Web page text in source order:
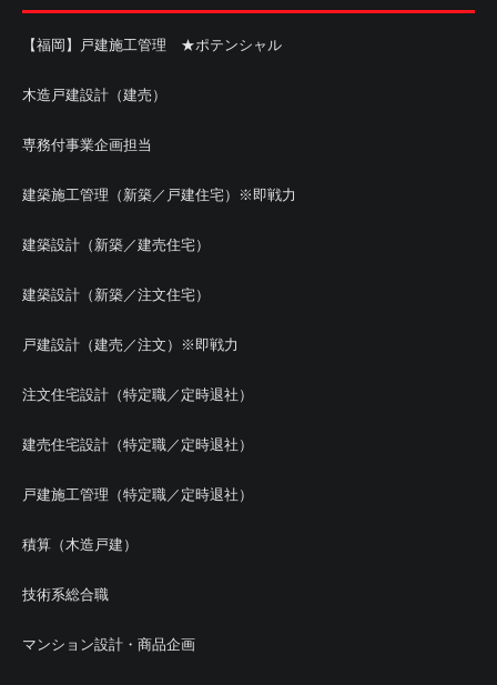
【福岡】戸建施工管理 ★ポテンシャル
木造戸建設計（建売）
専務付事業企画担当
建築施工管理（新築／戸建住宅）※即戦力
建築設計（新築／建売住宅）
建築設計（新築／注文住宅）
戸建設計（建売／注文）※即戦力
注文住宅設計（特定職／定時退社）
建売住宅設計（特定職／定時退社）
戸建施工管理（特定職／定時退社）
積算（木造戸建）
技術系総合職
マンション設計・商品企画